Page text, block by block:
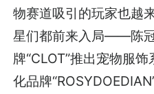
物赛道吸引的玩家也越
星们都前来入局——陈
牌“CLOT”推出宠物服
化品牌